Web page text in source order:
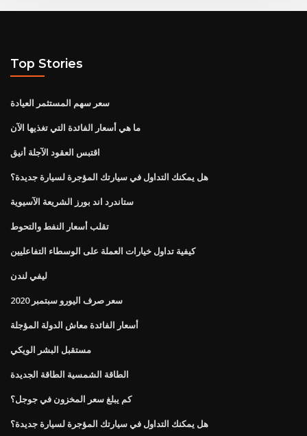
Top Stories
سعر سهم المستثمر العيادة
ما هي أسعار الفائدة التي تغذيها الآن
اقتبس العقود الآجلة أنيق
هل يمكنك التداول في سيارتك المؤجرة لسيارة جديدة؟
ستاندرد اند بورز الشريعة الآسيوية
تقلب أسعار النفط والتحوط
كيفية تداول خيارات العملة على الوسطاء التفاعليين
ليفي لندن
سعر صرف اليورو سبتمبر 2020
أسعار الفائدة معاش الدولة المؤجلة
مستقبل البشر الويكي
الطاقة الشمسية الطاقة الجديدة
كم يبلغ سعر المخزون في جوجل؟
هل يمكنك التداول في سيارتك المؤجرة لسيارة جديدة؟